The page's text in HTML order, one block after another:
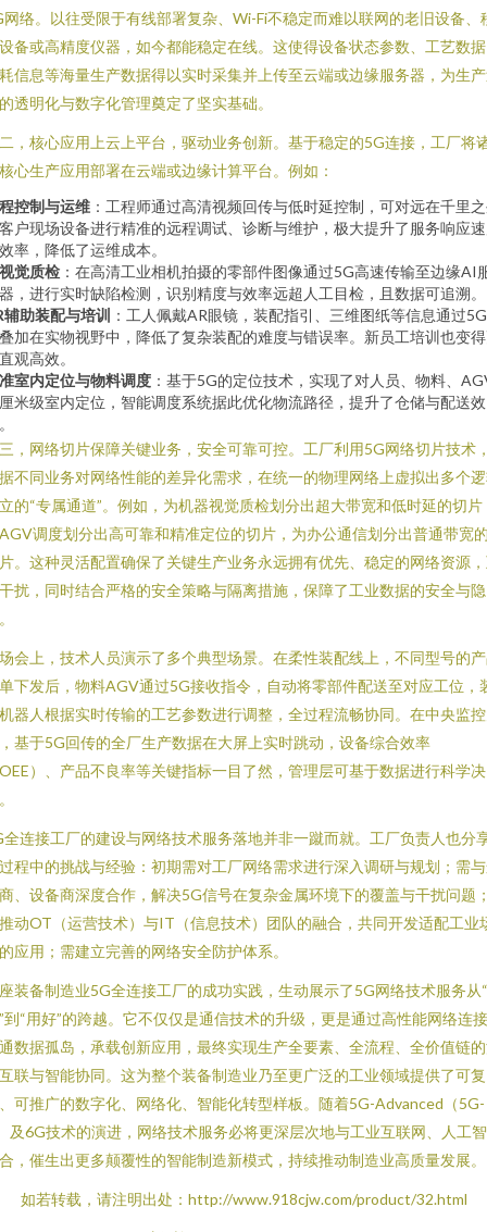
网络。以往受限于有线部署复杂、Wi-Fi不稳定而难以联网的老旧设备、
备或高精度仪器，如今都能稳定在线。这使得设备状态参数、工艺数
信息等海量生产数据得以实时采集并上传至云端或边缘服务器，为生
透明化与数字化管理奠定了坚实基础。
，核心应用上云上平台，驱动业务创新。基于稳定的5G连接，工厂将
心生产应用部署在云端或边缘计算平台。例如：
控制与运维 ：工程师通过高清视频回传与低时延控制，可对远在千里
户现场设备进行精准的远程调试、诊断与维护，极大提升了服务响应
率，降低了运维成本。
觉质检 ：在高清工业相机拍摄的零部件图像通过5G高速传输至边缘AI
，进行实时缺陷检测，识别精度与效率远超人工目检，且数据可追溯。
辅助装配与培训 ：工人佩戴AR眼镜，装配指引、三维图纸等信息通过
加在实物视野中，降低了复杂装配的难度与错误率。新员工培训也变
观高效。
室内定位与物料调度 ：基于5G的定位技术，实现了对人员、物料、
米级室内定位，智能调度系统据此优化物流路径，提升了仓储与配送效
，网络切片保障关键业务，安全可靠可控。工厂利用5G网络切片技术
不同业务对网络性能的差异化需求，在统一的物理网络上虚拟出多个
的“专属通道”。例如，为机器视觉质检划分出超大带宽和低时延的切片
调度划分出高可靠和精准定位的切片，为办公通信划分出普通带宽
。这种灵活配置确保了关键生产业务永远拥有优先、稳定的网络资源
扰，同时结合严格的安全策略与隔离措施，保障了工业数据的安全与隐
会上，技术人员演示了多个典型场景。在柔性装配线上，不同型号的
下发后，物料AGV通过5G接收指令，自动将零部件配送至对应工位，
器人根据实时传输的工艺参数进行调整，全过程流畅协同。在中央监
基于5G回传的全厂生产数据在大屏上实时跳动，设备综合效率
）、产品不良率等关键指标一目了然，管理层可基于数据进行科学决
全连接工厂的建设与网络技术服务落地并非一蹴而就。工厂负责人也分
程中的挑战与经验：初期需对工厂网络需求进行深入调研与规划；需
、设备商深度合作，解决5G信号在复杂金属环境下的覆盖与干扰问题
动OT（运营技术）与IT（信息技术）团队的融合，共同开发适配工业
应用；需建立完善的网络安全防护体系。
装备制造业5G全连接工厂的成功实践，生动展示了5G网络技术服务从
到“用好”的跨越。它不仅仅是通信技术的升级，更是通过高性能网络连
数据孤岛，承载创新应用，最终实现生产全要素、全流程、全价值链
联与智能协同。这为整个装备制造业乃至更广泛的工业领域提供了可复
可推广的数字化、网络化、智能化转型样板。随着5G-Advanced（5G-
及6G技术的演进，网络技术服务必将更深层次地与工业互联网、人工
，催生出更多颠覆性的智能制造新模式，持续推动制造业高质量发展。
如若转载，请注明出处：http://www.918cjw.com/product/32.html